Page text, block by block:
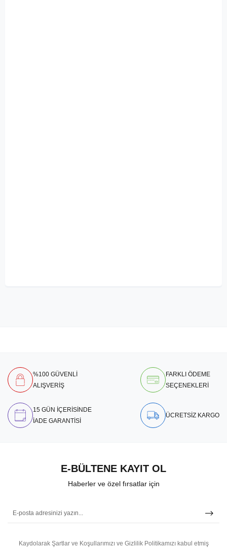
%100 GÜVENLİ
ALIŞVERİŞ
FARKLI ÖDEME
SEÇENEKLERİ
15 GÜN İÇERİSİNDE
İADE GARANTİSİ
ÜCRETSİZ KARGO
E-BÜLTENE KAYIT OL
Haberler ve özel fırsatlar için
Kaydolarak Şartlar ve Koşullarımızı ve Gizlilik Politikamızı kabul etmiş